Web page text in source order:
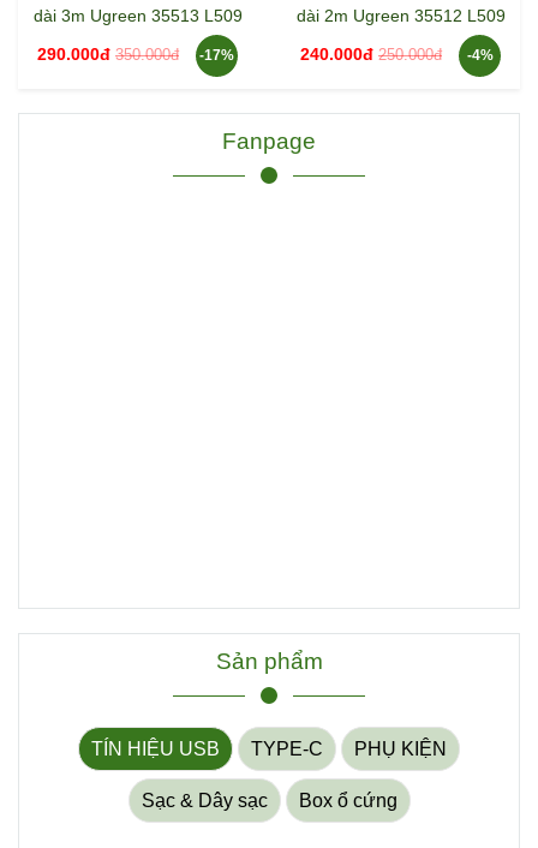
dài 3m Ugreen 35513 L509
290.000đ 350.000đ -17%
dài 2m Ugreen 35512 L509
240.000đ 250.000đ -4%
Fanpage
Sản phẩm
TÍN HIỆU USB TYPE-C PHỤ KIỆN
Sạc & Dây sạc Box ổ cứng